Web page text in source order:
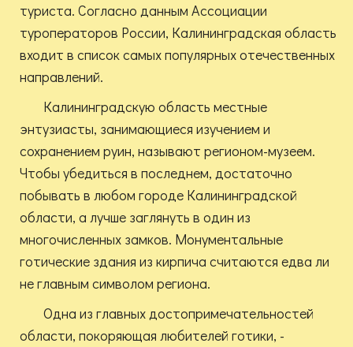
туриста. Согласно данным Ассоциации
туроператоров России, Калининградская область
входит в список самых популярных отечественных
направлений.
Калининградскую область местные
энтузиасты, занимающиеся изучением и
сохранением руин, называют регионом-музеем.
Чтобы убедиться в последнем, достаточно
побывать в любом городе Калининградской
области, а лучше заглянуть в один из
многочисленных замков. Монументальные
готические здания из кирпича считаются едва ли
не главным символом региона.
Одна из главных достопримечательностей
области, покоряющая любителей готики, -